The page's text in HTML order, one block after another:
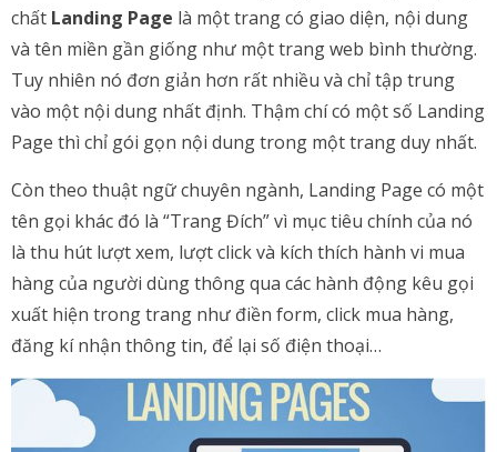
chất Landing Page là một trang có giao diện, nội dung
và tên miền gần giống như một trang web bình thường.
Tuy nhiên nó đơn giản hơn rất nhiều và chỉ tập trung
vào một nội dung nhất định. Thậm chí có một số Landing
Page thì chỉ gói gọn nội dung trong một trang duy nhất.
Còn theo thuật ngữ chuyên ngành, Landing Page có một
tên gọi khác đó là “Trang Đích” vì mục tiêu chính của nó
là thu hút lượt xem, lượt click và kích thích hành vi mua
hàng của người dùng thông qua các hành động kêu gọi
xuất hiện trong trang như điền form, click mua hàng,
đăng kí nhận thông tin, để lại số điện thoại…